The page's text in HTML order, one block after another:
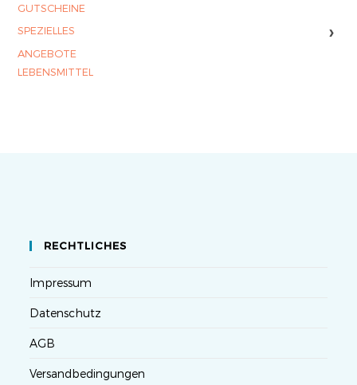
GUTSCHEINE
SPEZIELLES
›
ANGEBOTE
LEBENSMITTEL
RECHTLICHES
Impressum
Datenschutz
AGB
Versandbedingungen